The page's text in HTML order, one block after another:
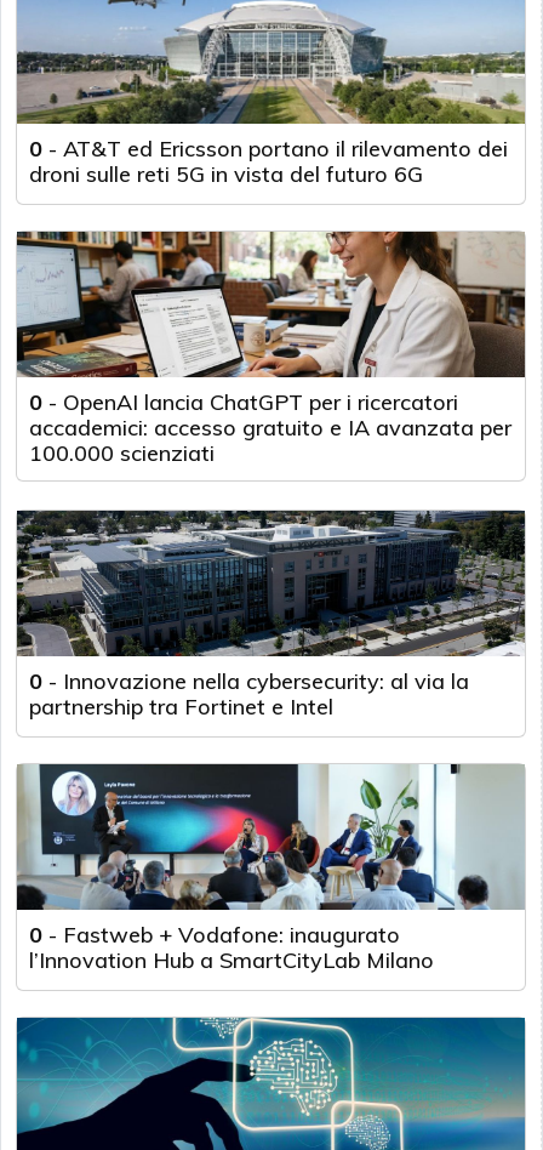
0 - AT&T ed Ericsson portano il rilevamento dei
droni sulle reti 5G in vista del futuro 6G
0 - OpenAI lancia ChatGPT per i ricercatori
accademici: accesso gratuito e IA avanzata per
100.000 scienziati
0 - Innovazione nella cybersecurity: al via la
partnership tra Fortinet e Intel
0 - Fastweb + Vodafone: inaugurato
l’Innovation Hub a SmartCityLab Milano